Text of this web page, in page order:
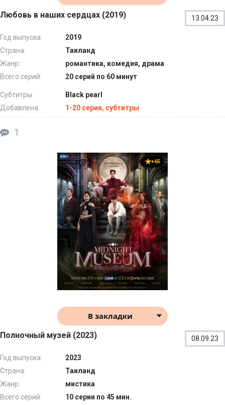
Любовь в наших сердцах (2019) 13.04.23
Год выпуска:
2019
Страна:
Таиланд
Жанр:
романтика, комедия, драма
Всего серий:
20 серий по 60 минут
Субтитры:
Black pearl
Добавлена:
1-20 серия, субтитры
1
+65
В закладки
Полночный музей (2023) 08.09.23
Год выпуска:
2023
Страна:
Таиланд
Жанр:
мистика
Всего серий:
10 серии по 45 мин.